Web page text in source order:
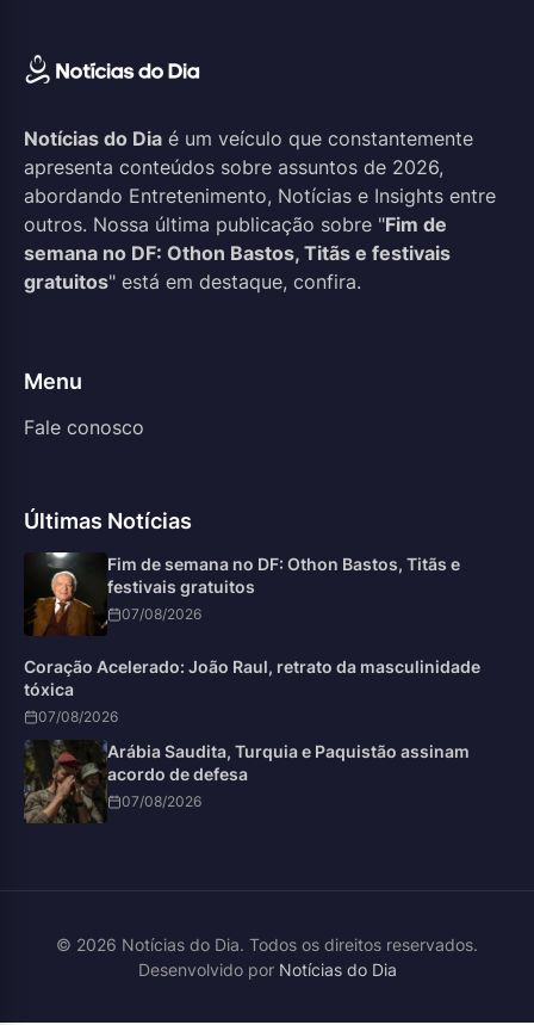
Notícias do Dia é um veículo que constantemente
apresenta conteúdos sobre assuntos de 2026,
abordando Entretenimento, Notícias e Insights entre
outros. Nossa última publicação sobre "Fim de
semana no DF: Othon Bastos, Titãs e festivais
gratuitos" está em destaque, confira.
Menu
Fale conosco
Últimas Notícias
Fim de semana no DF: Othon Bastos, Titãs e
festivais gratuitos
07/08/2026
Coração Acelerado: João Raul, retrato da masculinidade
tóxica
07/08/2026
Arábia Saudita, Turquia e Paquistão assinam
acordo de defesa
07/08/2026
© 2026 Notícias do Dia. Todos os direitos reservados.
Desenvolvido por Notícias do Dia